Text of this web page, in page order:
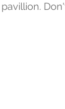
pavillion.